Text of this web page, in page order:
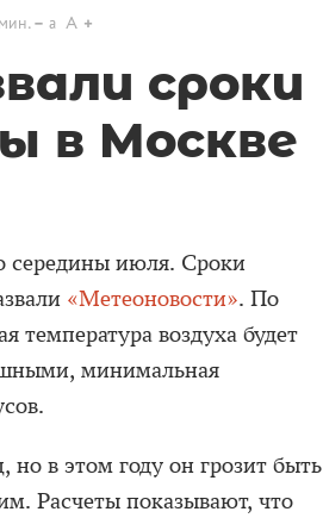
мин. a A
сроки
в Москве
середины июля. Сроки
«Метеоновости». По
температура воздуха будет
минимальная
в этом году он грозит быть
Расчеты показывают, что